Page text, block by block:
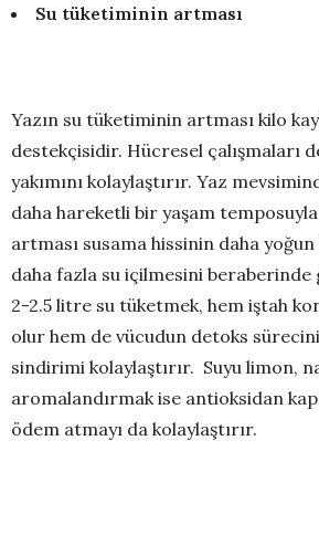
Su tüketiminin artması
Yazın su tüketiminin artması kilo
destekçisidir. Hücresel çalışmaları
yakımını kolaylaştırır. Yaz
daha hareketli bir yaşam
artması susama hissinin daha
daha fazla su içilmesini
2-2.5 litre su tüketmek, hem iştah
olur hem de vücudun detoks
sindirimi kolaylaştırır. Suyu limon,
aromalandırmak ise antioksidan
ödem atmayı da kolaylaştırır.